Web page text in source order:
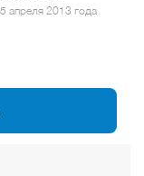
5 апреля 2013 года